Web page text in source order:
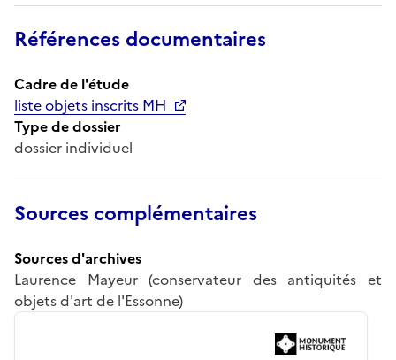
Références documentaires
Cadre de l'étude
liste objets inscrits MH
Type de dossier
dossier individuel
Sources complémentaires
Sources d'archives
Laurence Mayeur (conservateur des antiquités et
objets d'art de l'Essonne)